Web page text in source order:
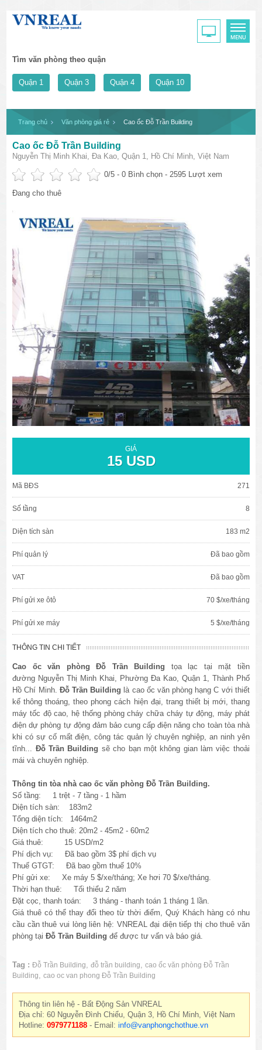
Tìm văn phòng theo quận
Quận 1 Quận 3 Quận 4 Quận 10
Trang chủ Văn phòng giá rẻ Cao ốc Đỗ Trần Building
Cao ốc Đỗ Trần Building
Nguyễn Thị Minh Khai, Đa Kao, Quận 1, Hồ Chí Minh, Việt Nam
0/5 -0 Bình chọn - 2595 Lượt xem
Đang cho thuê
GIÁ
15 USD
Mã BĐS 271
Số tầng 8
Diện tích sàn 183 m2
Phí quản lý Đã bao gồm
VAT Đã bao gồm
Phí gửi xe ôtô 70 $/xe/tháng
Phí gửi xe máy 5 $/xe/tháng
THÔNG TIN CHI TIẾT
Cao ốc văn phòngĐỗ Trần Building tọa lạc tại mặt tiền
đường Nguyễn Thị Minh Khai, Phường Đa Kao, Quận 1, Thành Phố
Hồ Chí Minh. Đỗ Trần Building là cao ốc văn phòng hạng C với thiết
kế thông thoáng, theo phong cách hiện đại, trang thiết bị mới, thang
máy tốc độ cao, hệ thống phòng cháy chữa cháy tự động, máy phát
điện dự phòng tự động đảm bảo cung cấp điện năng cho toàn tòa nhà
khi có sự cố mất điện, công tác quản lý chuyên nghiệp, an ninh yên
tĩnh... Đỗ Trần Building sẽ cho bạn một không gian làm việc thoải
mái và chuyên nghiệp.
Thông tin tòa nhà cao ốc văn phòng Đỗ Trần Building.
Số tầng: 1 trệt - 7 tầng - 1 hầm
Diện tích sàn: 183m2
Tổng diện tích: 1464m2
Diện tích cho thuê: 20m2 - 45m2 - 60m2
Giá thuê: 15 USD/m2
Phí dịch vụ: Đã bao gồm 3$ phí dịch vụ
Thuế GTGT: Đã bao gồm thuế 10%
Phí gửi xe: Xe máy 5 $/xe/tháng; Xe hơi 70 $/xe/tháng.
Thời hạn thuê: Tối thiểu 2 năm
Đặt cọc, thanh toán: 3 tháng - thanh toán 1 tháng 1 lần.
Giá thuê có thể thay đổi theo từ thời điểm, Quý Khách hàng có nhu
cầu cần thuê vui lòng liên hệ: VNREAL đại diện tiếp thị cho thuê văn
phòng tạiĐỗ Trần Buildingđể được tư vấn và báo giá.
Tag : Đỗ Trần Building,đỗ trần building,cao ốc văn phòng Đỗ Trần
Building,cao oc van phong Đỗ Trần Building
Thông tin liên hệ - Bất Động Sản VNREAL
Địa chỉ: 60 Nguyễn Đình Chiểu, Quận 3, Hồ Chí Minh, Việt Nam
Hotline:0979771188 - Email:info@vanphongchothue.vn
văn phòng cho thuê quận 3
văn phòng quận 1
văn phòng quận 3
cao ốc văn phòng quận 1
cao ốc văn phòng quận 3